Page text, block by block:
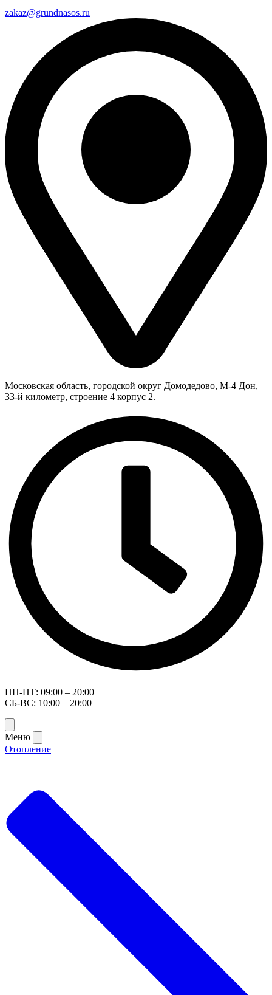
zakaz@grundnasos.ru
Московская область, городской округ Домодедово, М-4 Дон,
33-й километр, строение 4 корпус 2.
ПН-ПТ: 09:00 – 20:00
СБ-ВС: 10:00 – 20:00
Меню
Отопление